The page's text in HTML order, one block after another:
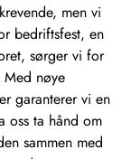
men vi
bedriftsfest, en
sørger vi for
Med nøye
garanterer vi en
oss ta hånd om
sammen med